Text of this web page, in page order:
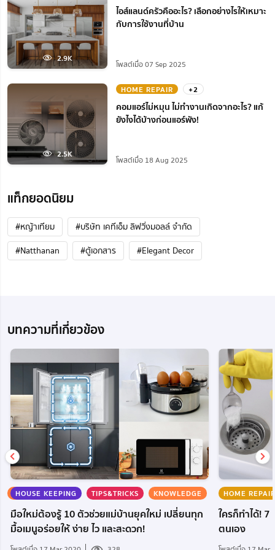
2.9K
ไอส์แลนด์ครัวคืออะไร? เลือกอย่างไรให้เหมาะ
กับการใช้งานที่บ้าน
โพสต์เมื่อ 07 Sep 2025
2.5K
HOME REPAIR +2
คอมแอร์ไม่หมุน ไม่ทํางานเกิดจากอะไร? แก้
ยังไงได้บ้างก่อนแอร์พัง!
โพสต์เมื่อ 18 Aug 2025
แท็กยอดนิยม
#หญ้าเทียม
#บริษัท เคทีเอ็ม ลิฟวิ่งมอลล์ จำกัด
#Natthanan
#ตู้เอกสาร #Elegant Decor
บทความที่เกี่ยวข้อง
KNOWLEDGE
HOUSE KEEPING TIPS&TRICKS KNOWLEDGE
มือใหม่ต้องรู้ 10 ตัวช่วยแม่บ้านยุคใหม่ เปลี่ยนทุก
มื้อเมนูอร่อยให้ ง่าย ไว และสะดวก!
HOME REPAIR
ใครก็ทำได้!
ตนเอง